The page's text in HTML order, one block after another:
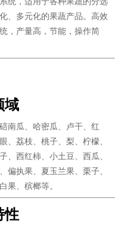
、多元化的果蔬产品。高效
，产量高，节能，操作简
域
南瓜、哈密瓜、卢干、红
、荔枝、桃子、梨、柠檬、
、西红柿、小土豆、西瓜、
偏执果、夏玉兰果、栗子、
果、槟榔等。
性